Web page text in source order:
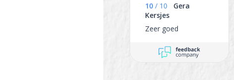
10 / 10
Gera
Kersjes
Zeer goed